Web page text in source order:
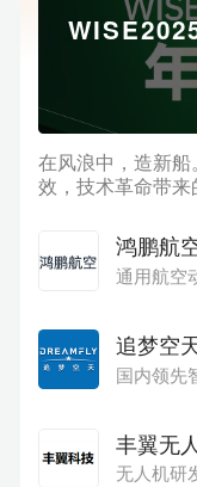
在风浪中，造新
效，技术革命带
升，但新的秩序
浪有多大时，真正
此背景下，36氪
在AI、数字化、先
经济、跨境服务、
方面表现卓越的
鸿鹏航
通用航空
追梦空
国内领先
丰翼无
无人机研